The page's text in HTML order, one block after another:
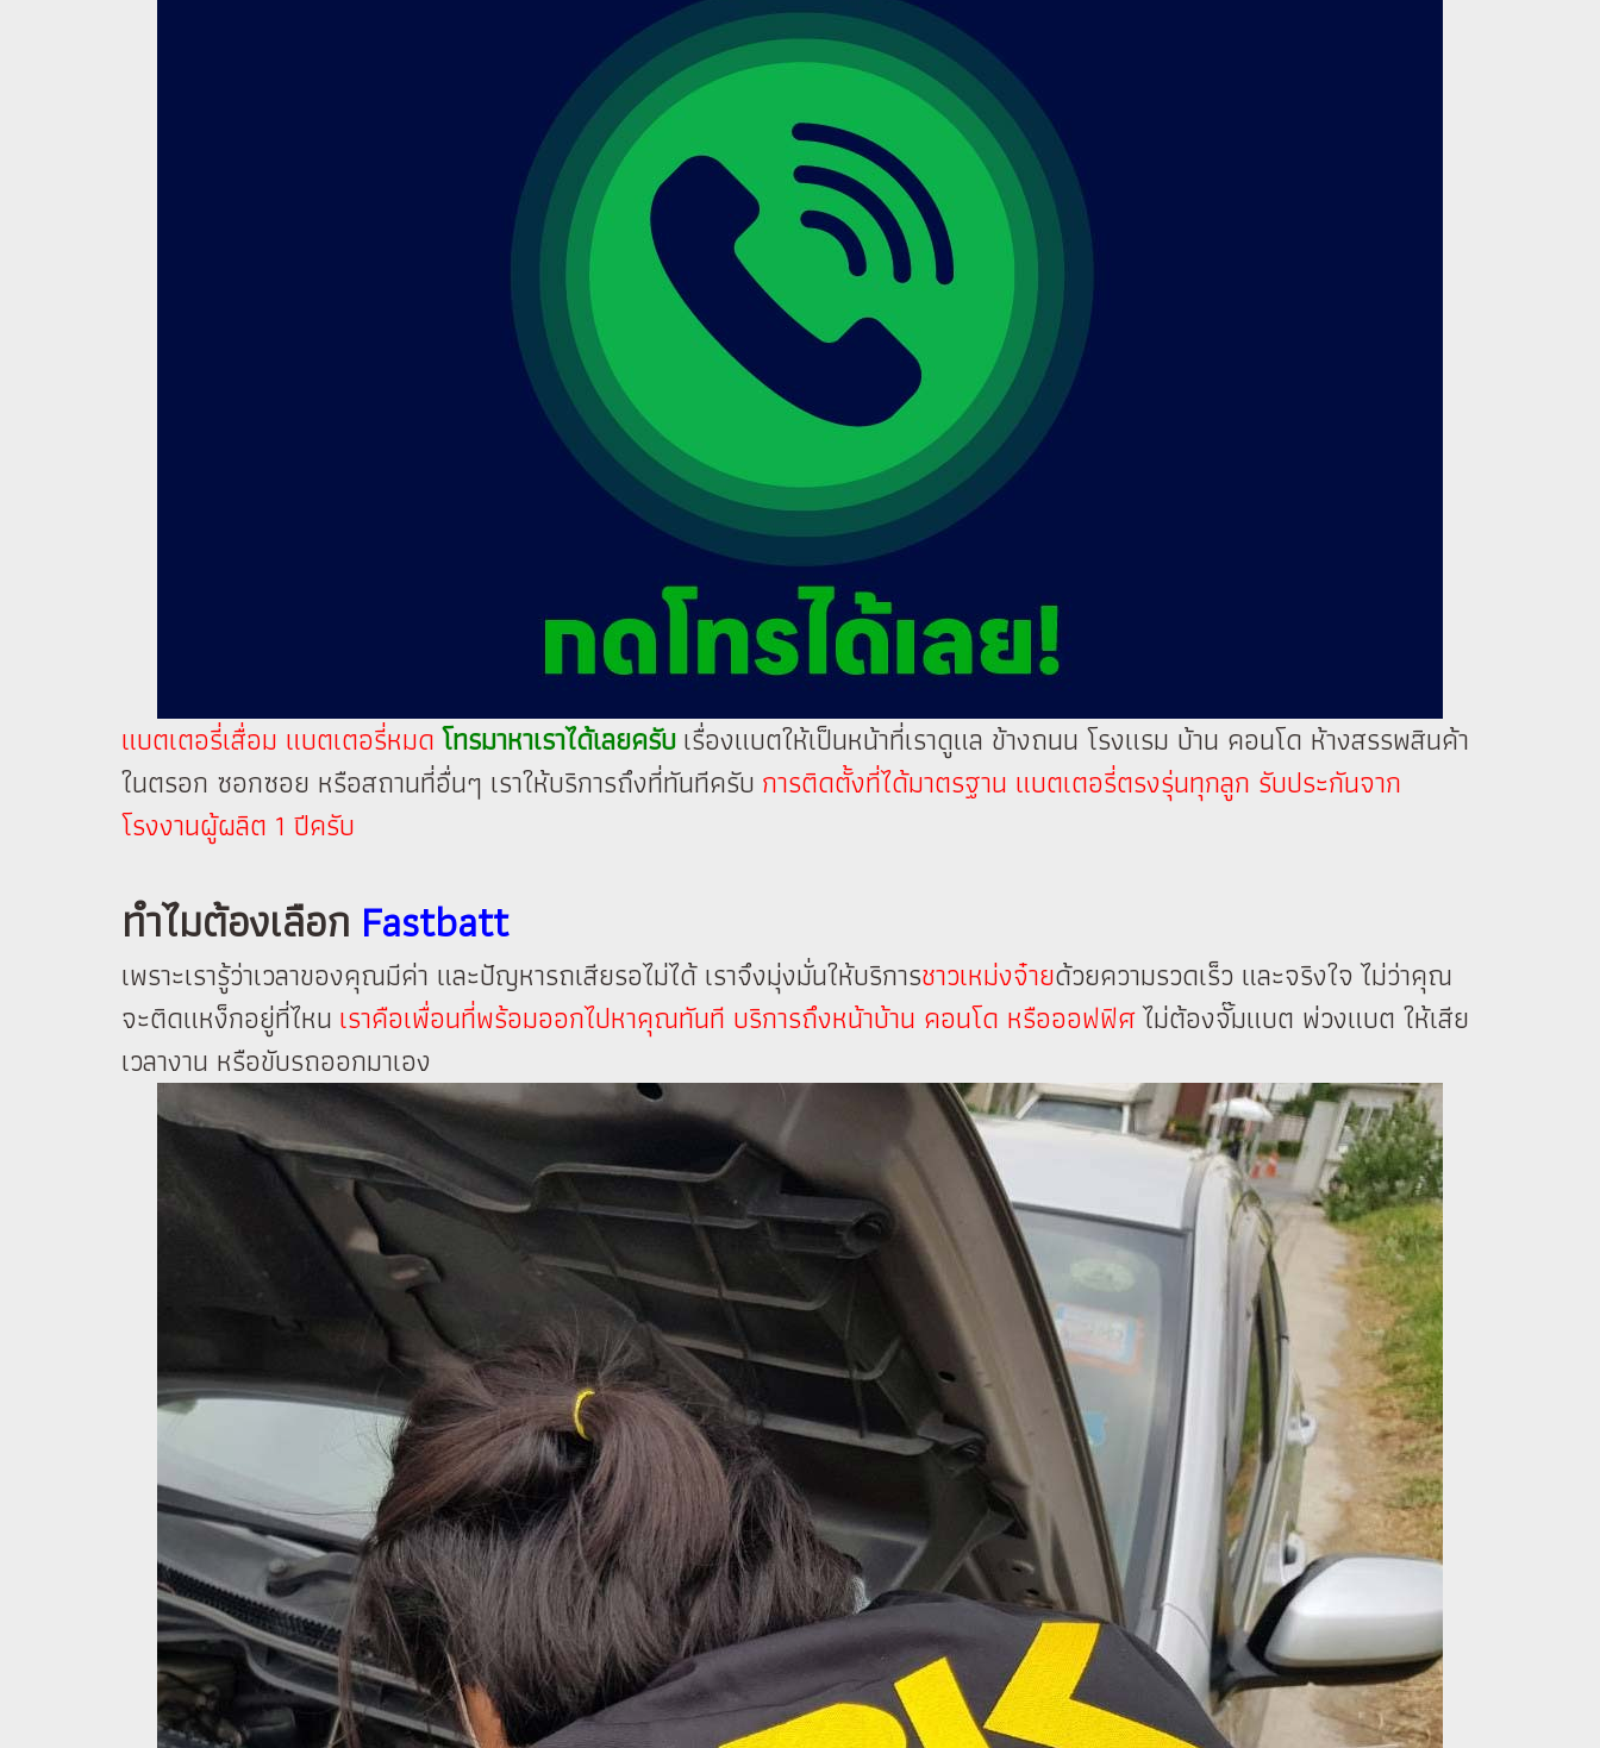
แบตเตอรี่เสื่อม แบตเตอรี่หมดโทรมาหาเราได้เลยครับเรื่องแบตให้เป็นหน้าที่เราดูแล ข้างถนน โรงแรม บ้าน คอนโด ห้างสรรพสินค้า
ในตรอก ซอกซอย หรือสถานที่อื่นๆ เราให้บริการถึงที่ทันทีครับ การติดตั้งที่ได้มาตรฐาน แบตเตอรี่ตรงรุ่นทุกลูก รับประกันจาก
โรงงานผู้ผลิต 1 ปีครับ
ทำไมต้องเลือก Fastbatt
เพราะเรารู้ว่าเวลาของคุณมีค่า และปัญหารถเสียรอไม่ได้ เราจึงมุ่งมั่นให้บริการชาวเหม่งจ๋ายด้วยความรวดเร็ว และจริงใจ ไม่ว่าคุณ
จะติดแหง็กอยู่ที่ไหน เราคือเพื่อนที่พร้อมออกไปหาคุณทันที บริการถึงหน้าบ้าน คอนโด หรือออฟฟิศไม่ต้องจั๊มแบต พ่วงแบต ให้เสีย
เวลางาน หรือขับรถออกมาเอง